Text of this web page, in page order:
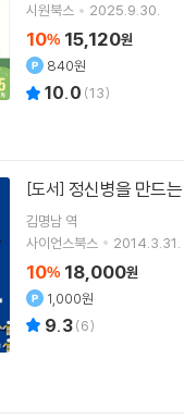
시원북스
2025.9.30.
10% 15,120원
840원
10.0 (13)
[도서] 정신병을 만드
김명남 역
사이언스북스
2014.3.31.
10% 18,000원
1,000원
9.3(6)